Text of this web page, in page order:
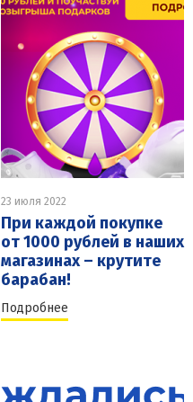
23 июля 2022
При каждой покупке
от 1000 рублей в наших
магазинах – крутите
барабан!
Подробнее